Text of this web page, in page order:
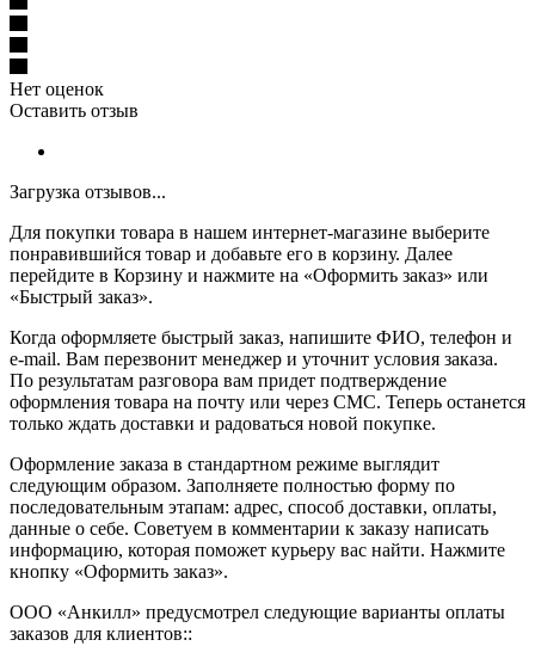
Нет оценок
Оставить отзыв
Загрузка отзывов...
Для покупки товара в нашем интернет-магазине выберите
понравившийся товар и добавьте его в корзину. Далее
перейдите в Корзину и нажмите на «Оформить заказ» или
«Быстрый заказ».
Когда оформляете быстрый заказ, напишите ФИО, телефон и
e-mail. Вам перезвонит менеджер и уточнит условия заказа.
По результатам разговора вам придет подтверждение
оформления товара на почту или через СМС. Теперь останется
только ждать доставки и радоваться новой покупке.
Оформление заказа в стандартном режиме выглядит
следующим образом. Заполняете полностью форму по
последовательным этапам: адрес, способ доставки, оплаты,
данные о себе. Советуем в комментарии к заказу написать
информацию, которая поможет курьеру вас найти. Нажмите
кнопку «Оформить заказ».
ООО «Анкилл» предусмотрел следующие варианты оплаты
заказов для клиентов::